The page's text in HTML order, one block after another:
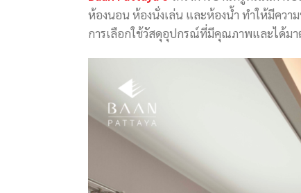
ห้องนอน ห้องนั่งเล่น และห้องน้ำ ทำให้มีคว
การเลือกใช้วัสดุอุปกรณ์ที่มีคุณภาพและได้มา